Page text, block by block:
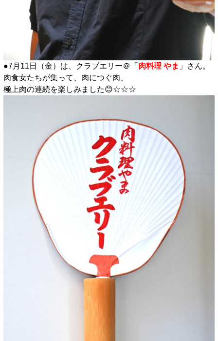
●7月11日（金）は、クラブエリー＠「 肉料理 やま 」さん。
肉食女たちが集って、肉につぐ肉、
極上肉の連続を楽しみました😊☆☆☆